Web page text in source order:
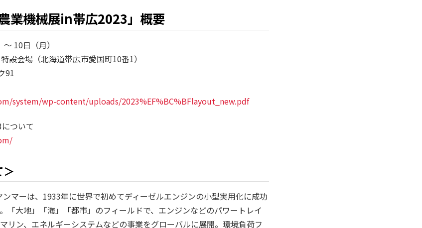
業機械展in帯広2023」概要
10日（月）
設会場（北海道帯広市愛国町10番1）
91
system/wp-content/uploads/2023%EF%BC%BFlayout_new.pdf
ついて
マーは、1933年に世界で初めてディーゼルエンジンの小型実用化に成功
「大地」「海」「都市」のフィールドで、エンジンなどのパワートレイ
リン、エネルギーシステムなどの事業をグローバルに展開。環境負荷フ